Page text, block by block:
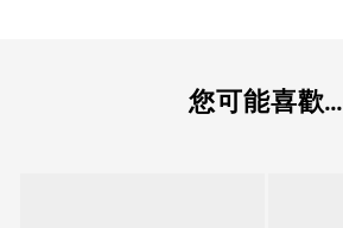
您可能喜歡...